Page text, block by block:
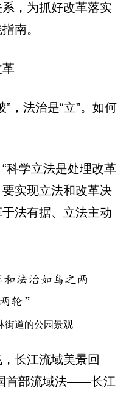
，为抓好改革落实
南。
，法治是“立”。如何
科学立法是处理改革
实现立法和改革决
法有据、立法主动
街道的公园景观
长江流域美景回
首部流域法——长江